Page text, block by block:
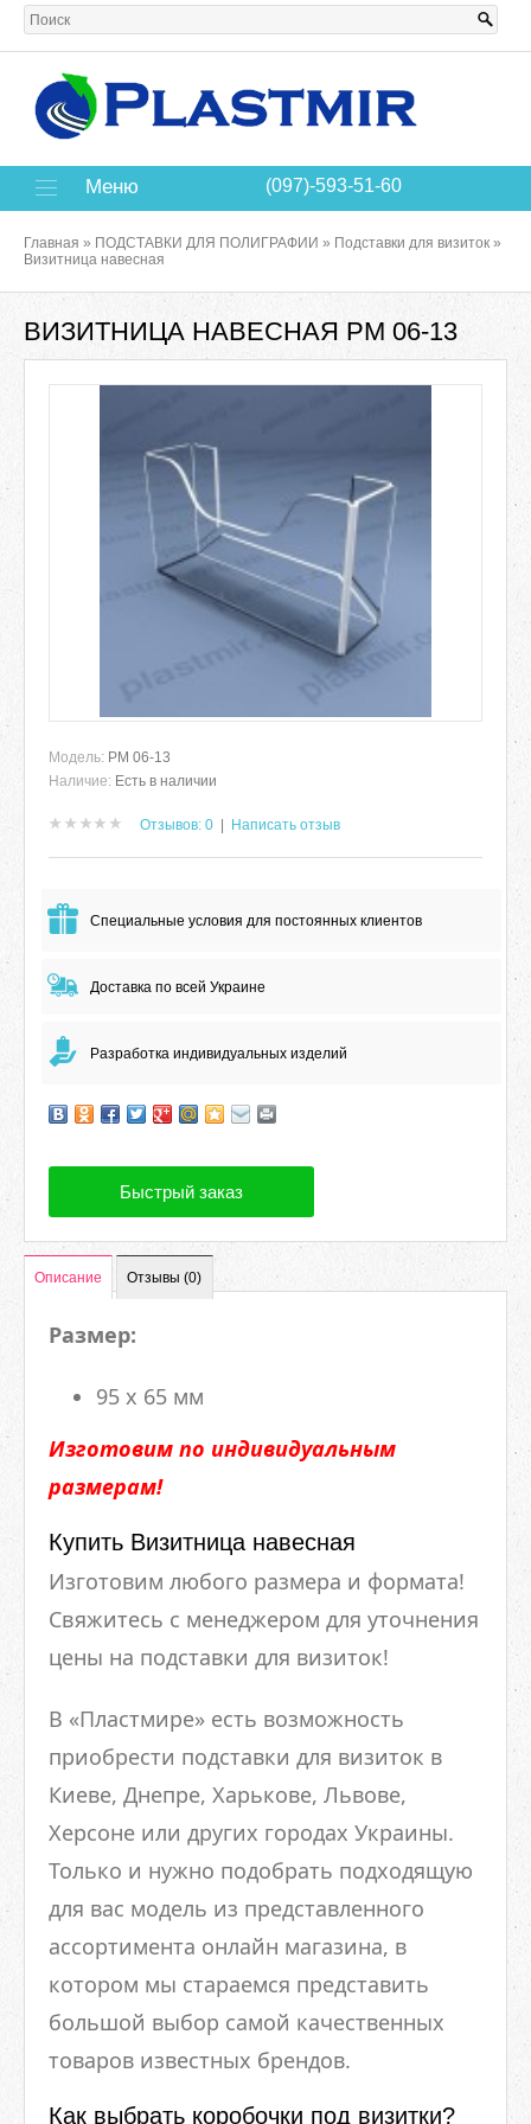
Меню (097)-593-51-60
Главная » ПОДСТАВКИ ДЛЯ ПОЛИГРАФИИ » Подставки для визиток »
Визитница навесная
ВИЗИТНИЦА НАВЕСНАЯ РМ 06-13
Модель: РМ 06-13
Наличие: Есть в наличии
Отзывов: 0 Написать отзыв
Специальные условия для постоянных клиентов
Доставка по всей Украине
Разработка индивидуальных изделий
Быстрый заказ
Описание Отзывы (0)
Размер:
95 х 65 мм
Изготовим по индивидуальным
размерам!
Купить Визитница навесная
Изготовим любого размера и формата!
Свяжитесь с менеджером для уточнения
цены на подставки для визиток!
В «Пластмире» есть возможность
приобрести подставки для визиток в
Киеве, Днепре, Харькове, Львове,
Херсоне или других городах Украины.
Только и нужно подобрать подходящую
для вас модель из представленного
ассортимента онлайн магазина, в
котором мы стараемся представить
большой выбор самой качественных
товаров известных брендов.
Как выбрать коробочки под визитки?